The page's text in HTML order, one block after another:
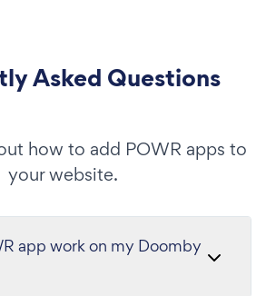
Asked Questions
how to add POWR apps to
your website.
app work on my Doomby